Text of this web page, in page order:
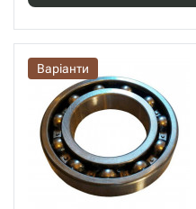
Варіанти